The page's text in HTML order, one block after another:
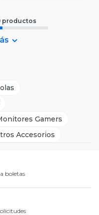
productos
Gamers
Accesorios
boletas